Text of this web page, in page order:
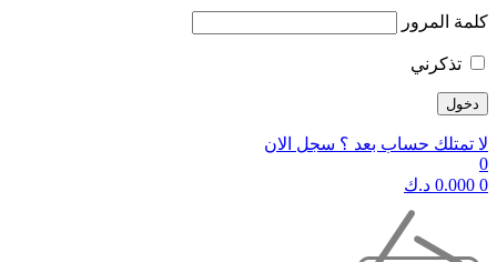
كلمة المرور
تذكرني
لا تمتلك حساب بعد ؟ سجل الان
0
0
0.000 د.ك